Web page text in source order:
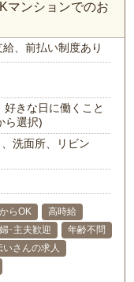
マンションでのお
、前払い制度あり
きな日に働くこと
ら選択)
洗面所、リビン
らOK
高時給
･主夫歓迎
年齢不問
いさんの求人